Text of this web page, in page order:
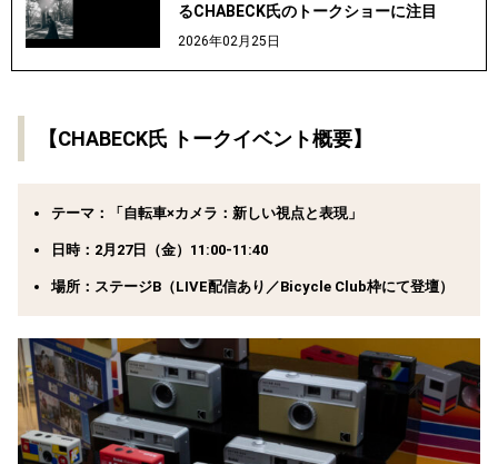
るCHABECK氏のトークショーに注目
2026年02月25日
【CHABECK氏 トークイベント概要】
テーマ：「自転車×カメラ：新しい視点と表現」
日時：2月27日（金）11:00-11:40
場所：ステージB（LIVE配信あり／Bicycle Club枠にて登壇）